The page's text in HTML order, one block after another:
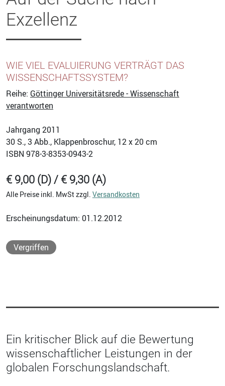
Exzellenz
WIE VIEL EVALUIERUNG VERTRÄGT DAS
WISSENSCHAFTSSYSTEM?
Reihe: Göttinger Universitätsrede - Wissenschaft
verantworten
Jahrgang 2011
30 S., 3 Abb., Klappenbroschur, 12 x 20 cm
ISBN 978-3-8353-0943-2
€ 9,00 (D) / € 9,30 (A)
Alle Preise inkl. MwSt zzgl. Versandkosten
Erscheinungsdatum: 01.12.2012
Vergriffen
Ein kritischer Blick auf die Bewertung
wissenschaftlicher Leistungen in der
globalen Forschungslandschaft.